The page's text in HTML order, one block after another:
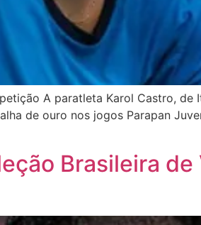
A paratleta Karol Castro, de
de ouro nos jogos Parapan
Brasileira